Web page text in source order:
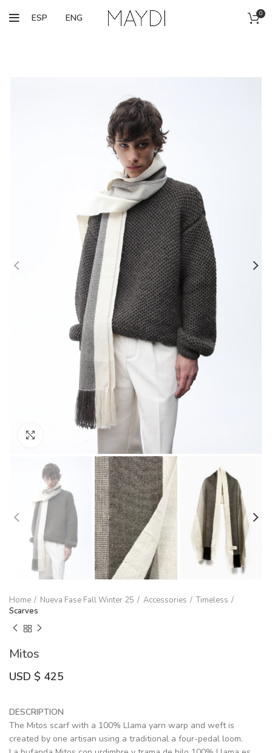
ESP ENG 0
Home Nueva Fase Fall Winter 25 Accessories
Timeless
Scarves
Mitos
USD $ 425
DESCRIPTION
The Mitos scarf with a 100% Llama yarn warp and weft is
created by one artisan using a traditional a four-pedal loom.